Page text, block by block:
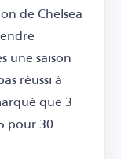
de Chelsea
une saison
réussi à
que 3
pour 30